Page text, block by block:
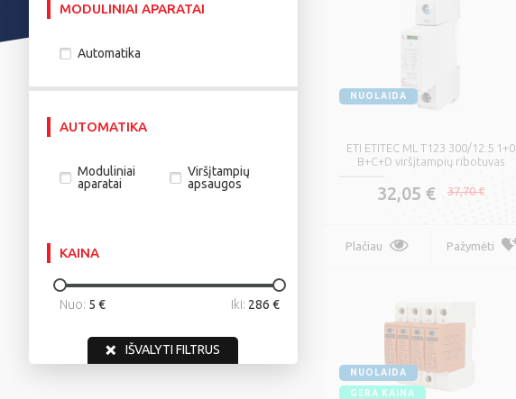
MODULINIAI APARATAI
Automatika
AUTOMATIKA
Moduliniai
aparatai
Viršįtampių
apsaugos
KAINA
Nuo: 5 € Iki: 286 €
IŠVALYTI FILTRUS
NUOLAIDA
ETI ETITEC ML T123 300/12.5 1+0
B+C+D viršįtampių ribotuvas
32,05 € 37,70 €
Plačiau Pažymėti
NUOLAIDA
GERA KAINA